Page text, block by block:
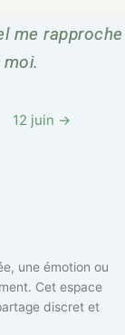
me
12 juin →
une émotion ou
Cet espace
discret et